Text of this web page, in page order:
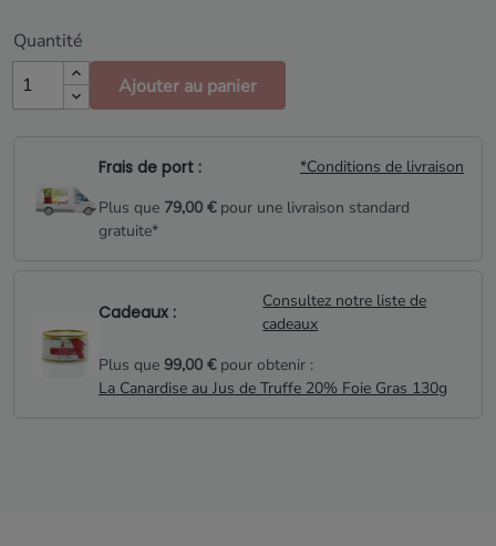
Quantité
Ajouter au panier
Frais de port :
*Conditions de livraison
Plus que 79,00 €pour une livraison standard
gratuite*
Cadeaux :
Consultez notre liste de
cadeaux
Plus que 99,00 €pour obtenir :
La Canardise au Jus de Truffe 20% Foie Gras 130g